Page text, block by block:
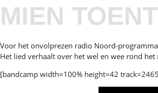
MIEN
Voor het onvolprezen radio Noord-
Het lied verhaalt over het wel en wee rond
[bandcamp width=100% height=42